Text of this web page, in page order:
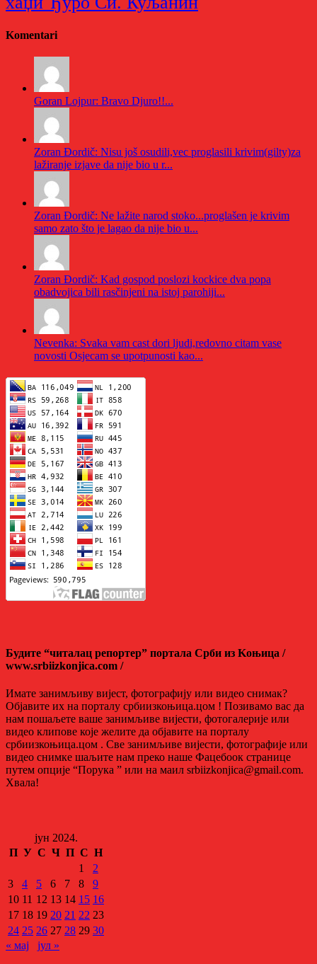
Komentari
Goran Lojpur: Bravo Djuro!!...
Zoran Đordič: Nisu još osudili,vec proglasili krivim(gilty)za
lažiranje izjave da nije bio u r...
Zoran Đordič: Ne lažite narod stoko...proglašen je krivim
samo zato što je lagao da nije bio u...
Zoran Đordič: Kad gospod poslozi kockice dva popa
obadvojica bili rasčinjeni na istoj parohiji...
Nevenka: Svaka vam cast dori ljudi,redovno citam vase
novosti Osjecam se upotpunosti kao...
Будите “читалац репортер” портала Срби из Kоњица /
www.srbiizkonjica.com /
Имате занимљиву вијест, фотографију или видео снимак?
Објавите их на порталу србиизкоњица.цом ! Позивамо вас да
нам пошаљете ваше занимљиве вијести, фотогалерије или
видео клипове које желите да објавите на порталу
србиизкоњица.цом . Све занимљиве вијести, фотографије или
видео снимке шаљите нам преко наше Фацебоок странице
путем опције “Порука ” или на маил srbiizkonjica@gmail.com.
Хвала!
јун 2024.
П У С Ч П С Н
1
2
3
4 5 6 7 8
9
10 11 12 13 14 15 16
17 18 19 20 21 22 23
24 25 26 27 28 29 30
« мај
јул »